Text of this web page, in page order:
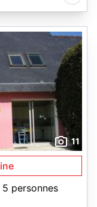
11
personnes